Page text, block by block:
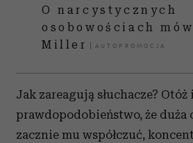
O narcystycznych
osobowościach
Miller
Jak zareagują słuchacze?
prawdopodobieństwo, że duża
zacznie mu współczuć,